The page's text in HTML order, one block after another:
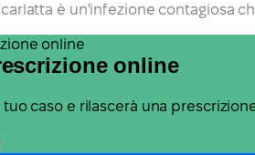
è un'infezione contagiosa
online
caso e rilascerà una